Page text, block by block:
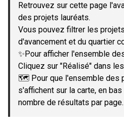
−
Retrouvez sur cette page
des projets lauréats.
Vous pouvez filtrer les
d'avancement et du quartier
✨Pour afficher l'ensemble
Cliquez sur "Réalisé" dans
🗺️ Pour que l'ensemble des
s'affichent sur la carte, en
nombre de résultats par page.